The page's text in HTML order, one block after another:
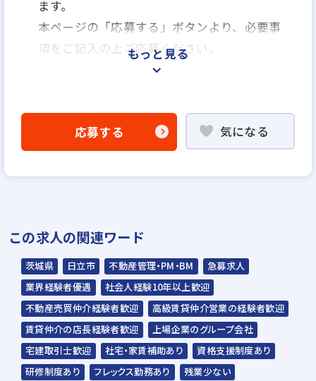
ます。
本ページの「応募する」ボタンより、必要事
項をご記入の上ご応募ください。
「応募する」ボタンよりエントリー
WEB応募書類による書類選考
▼
ＷＥＢ適性テストのご受検
▼
二次面接
▼
最終書類審査
▼
内定
もっと見る
応募する 気になる
この求人の関連ワード
茨城県 日立市 不動産管理・PM・BM
急募求人
業界経験者優遇
社会人経験10年以上歓迎
不動産売買仲介経験者歓迎
高級賃貸仲介営業の経験者歓迎
賃貸仲介の店長経験者歓迎
上場企業のグループ会社
宅建取引士歓迎
社宅・家賃補助あり
資格支援制度あり
研修制度あり
フレックス勤務あり
残業少ない